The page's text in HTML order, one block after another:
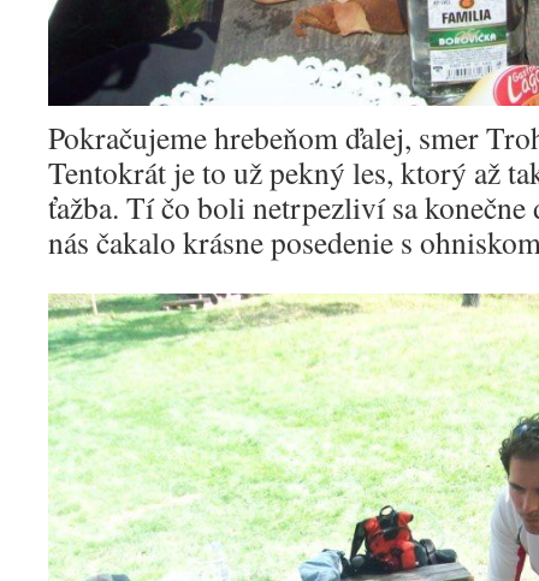
Pokračujeme hrebeňom ďalej, smer
Tentokrát je to už pekný les, ktorý až
ťažba. Tí čo boli netrpezliví sa konečne
nás čakalo krásne posedenie s